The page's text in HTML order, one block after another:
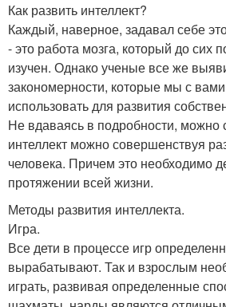
Как развить интеллект?
Каждый, наверное, задавал себе
- это работа мозга, который до сих
изучен. Однако ученые все же
закономерности, которые мы с
использовать для развития
Не вдаваясь в подробности, можно
интеллект можно совершенствуя
человека. Причем это необходимо
протяжении всей жизни.
Методы развития интеллекта.
Игра.
Все дети в процессе игр
вырабатывают. Так и взрослым
играть, развивая определенные